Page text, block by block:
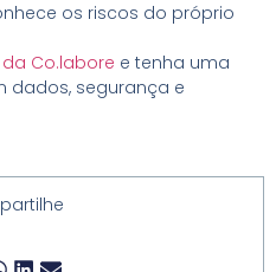
os riscos do próprio
Co.labore e tenha uma
dados, segurança e